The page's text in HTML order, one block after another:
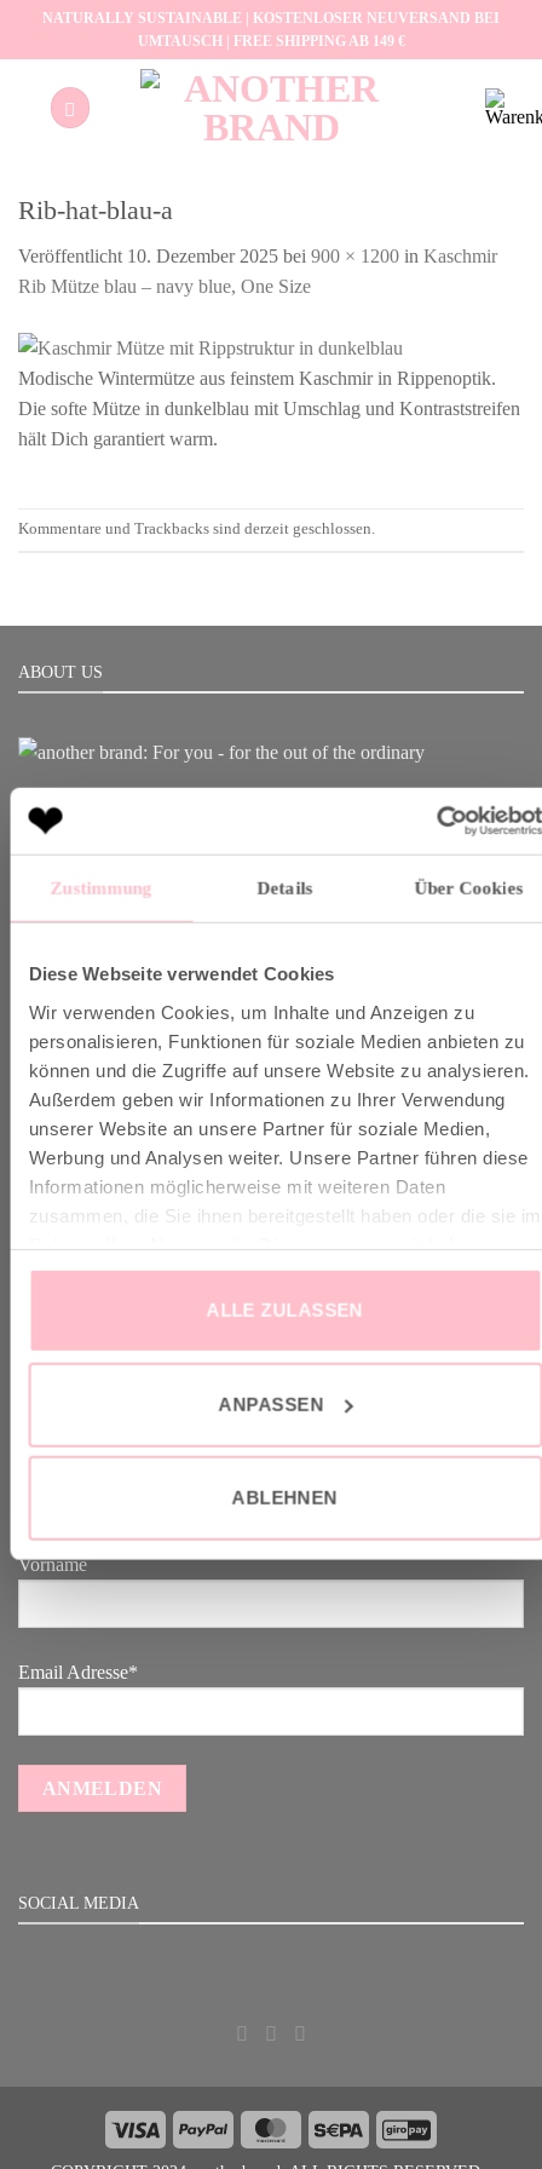
Zustimmung Details Über Cookies
Diese Webseite verwendet Cookies
Wir verwenden Cookies, um Inhalte und Anzeigen zu
personalisieren, Funktionen für soziale Medien anbieten zu
können und die Zugriffe auf unsere Website zu analysieren.
Außerdem geben wir Informationen zu Ihrer Verwendung
unserer Website an unsere Partner für soziale Medien,
Werbung und Analysen weiter. Unsere Partner führen diese
Informationen möglicherweise mit weiteren Daten
zusammen, die Sie ihnen bereitgestellt haben oder die sie im
ALLE ZULASSEN
ANPASSEN
ABLEHNEN
NATURALLY SUSTAINABLE | KOSTENLOSER NEUVERSAND BEI
UMTAUSCH | FREE SHIPPING AB 149 €
Rib-hat-blau-a
Veröffentlicht 10. Dezember 2025 bei 900 × 1200 in Kaschmir
Rib Mütze blau – navy blue, One Size
Modische Wintermütze aus feinstem Kaschmir in Rippenoptik.
Die softe Mütze in dunkelblau mit Umschlag und Kontraststreifen
hält Dich garantiert warm.
Kommentare und Trackbacks sind derzeit geschlossen.
ABOUT US
Born in Munich.
Inspiring Designs.
Another Brand stands for inspiring designs, natural fabrics and
VERSAND & INFO
✓ Versandkostenfrei ab 149€
✓ Klimaneutraler Versand mit DHL / GoGreen
✓
Lieferun und Retoure
Melde dich an zu unserem Good-News-Letter und spare 10% bei
Vorname
Email Adresse*
SOCIAL MEDIA
Visa PayPal MasterCard Sepa GiroPay